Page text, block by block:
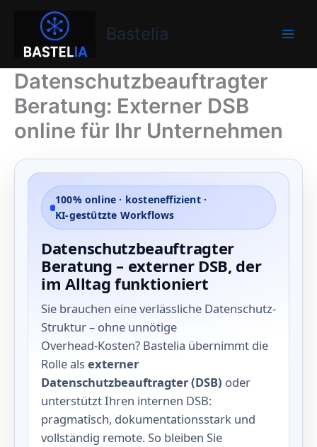
Bastelia
Bastelia
Datenschutzbeauftragter
Beratung: Externer DSB
online für Ihr Unternehmen
100% online · kosteneffizient ·
KI‑gestützte Workflows
Datenschutzbeauftragter
Beratung – externer DSB, der
im Alltag funktioniert
Sie brauchen eine verlässliche Datenschutz-
Struktur – ohne unnötige
Overhead‑Kosten? Bastelia übernimmt die
Rolle als externer
Datenschutzbeauftragter (DSB) oder
unterstützt Ihren internen DSB:
pragmatisch, dokumentationsstark und
vollständig remote. So bleiben Sie